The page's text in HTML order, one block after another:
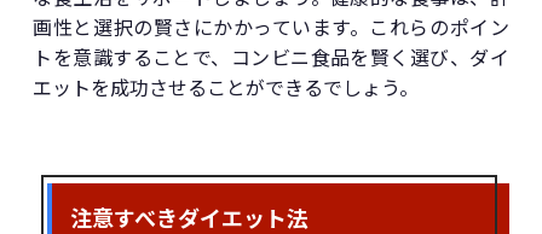
画性と選択の賢さにかかっています。これらのポイン
トを意識することで、コンビニ食品を賢く選び、ダイ
エットを成功させることができるでしょう。
注意すべきダイエット法